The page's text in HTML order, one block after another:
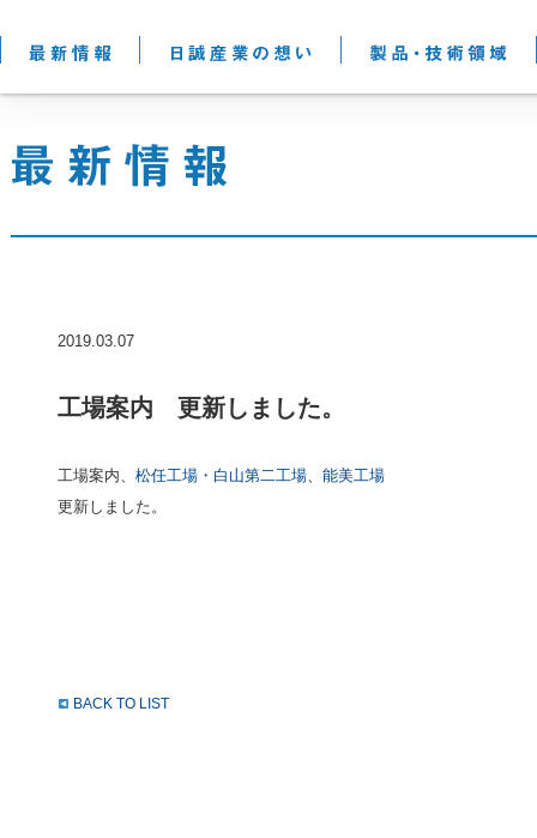
2019.03.07
工場案内 更新しました。
工場案内、松任工場・白山第二工場、能美工場
更新しました。
BACK TO LIST